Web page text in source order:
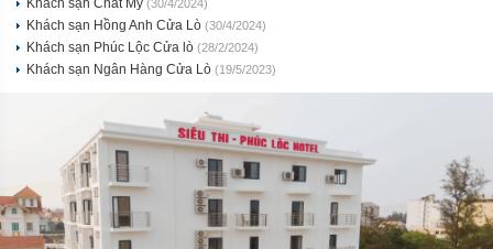
Khách sạn Chất Mỹ (30/4/2024)
Khách sạn Hồng Anh Cửa Lò (30/4/2024)
Khách sạn Phúc Lộc Cửa lò (28/2/2024)
Khách sạn Ngân Hàng Cửa Lò (19/5/2023)